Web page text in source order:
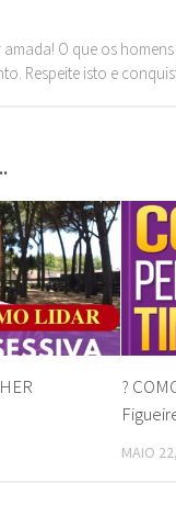
amada! O que os
Respeite isto e
?
MAIO